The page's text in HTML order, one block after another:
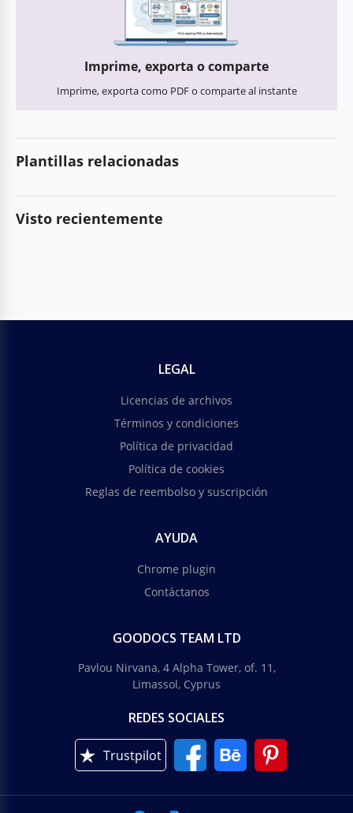
Imprime, exporta o comparte
Imprime, exporta como PDF o comparte al instante
Plantillas relacionadas
Visto recientemente
LEGAL
Licencias de archivos
Términos y condiciones
Política de privacidad
Política de cookies
Reglas de reembolso y suscripción
AYUDA
Chrome plugin
Contáctanos
GOODOCS TEAM LTD
Pavlou Nirvana, 4 Alpha Tower, of. 11,
Limassol, Cyprus
REDES SOCIALES
Trustpilot